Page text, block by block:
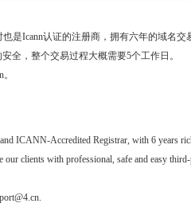
是Icann认证的注册商，拥有六年的域名
全，整个交易过程大概需要5个工作日。
ICANN-Accredited Registrar, with 6 years
clients with professional, safe and easy